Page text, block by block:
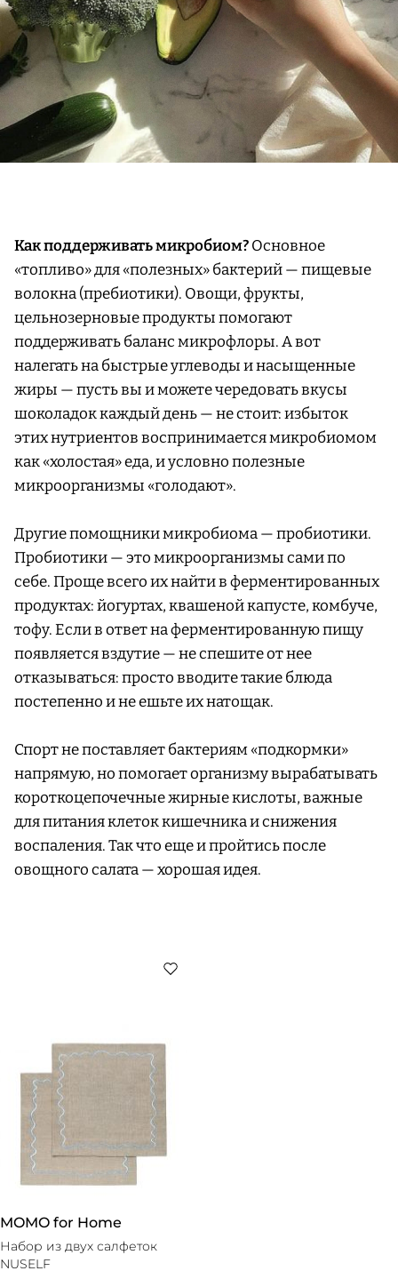
Как поддерживать микробиом?Основное
«топливо» для «полезных» бактерий — пищевые
волокна (пребиотики). Овощи, фрукты,
цельнозерновые продукты помогают
поддерживать баланс микрофлоры. А вот
налегать на быстрые углеводы и насыщенные
жиры — пусть вы и можете чередовать вкусы
шоколадок каждый день — не стоит: избыток
этих нутриентов воспринимается микробиомом
как «холостая» еда, и условно полезные
микроорганизмы «голодают».
Другие помощники микробиома — пробиотики.
Пробиотики — это микроорганизмы сами по
себе. Проще всего их найти в ферментированных
продуктах: йогуртах, квашеной капусте, комбуче,
тофу. Если в ответ на ферментированную пищу
появляется вздутие — не спешите от нее
отказываться: просто вводите такие блюда
постепенно и не ешьте их натощак.
Спорт не поставляет бактериям «подкормки»
напрямую, но помогает организму вырабатывать
короткоцепочечные жирные кислоты, важные
для питания клеток кишечника и снижения
воспаления. Так что еще и пройтись после
овощного салата — хорошая идея.
MOMO for Home
Набор из двух салфеток
NUSELF